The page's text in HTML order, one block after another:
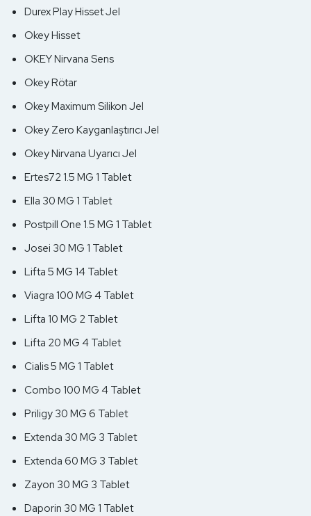
Durex Play Hisset Jel
Okey Hisset
OKEY Nirvana Sens
Okey Rötar
Okey Maximum Silikon Jel
Okey Zero Kayganlaştırıcı Jel
Okey Nirvana Uyarıcı Jel
Ertes72 1.5 MG 1 Tablet
Ella 30 MG 1 Tablet
Postpill One 1.5 MG 1 Tablet
Josei 30 MG 1 Tablet
Lifta 5 MG 14 Tablet
Viagra 100 MG 4 Tablet
Lifta 10 MG 2 Tablet
Lifta 20 MG 4 Tablet
Cialis 5 MG 1 Tablet
Combo 100 MG 4 Tablet
Priligy 30 MG 6 Tablet
Extenda 30 MG 3 Tablet
Extenda 60 MG 3 Tablet
Zayon 30 MG 3 Tablet
Daporin 30 MG 1 Tablet